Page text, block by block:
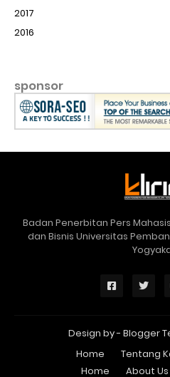
2017
2016
sponsor
Badan Penerbitan Pers
dan Bisnis Universitas
Design by - Blogger
Home
Tentang
Home
About Us